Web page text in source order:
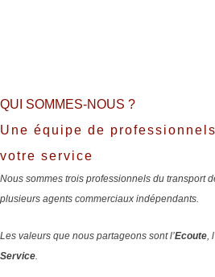
QUI SOMMES-NOUS ?
Une équipe de
votre service
Nous sommes trois professionnels du transport
plusieurs agents commerciaux indépendants.
Les valeurs que nous partageons sont l’Ecoute,
Service.